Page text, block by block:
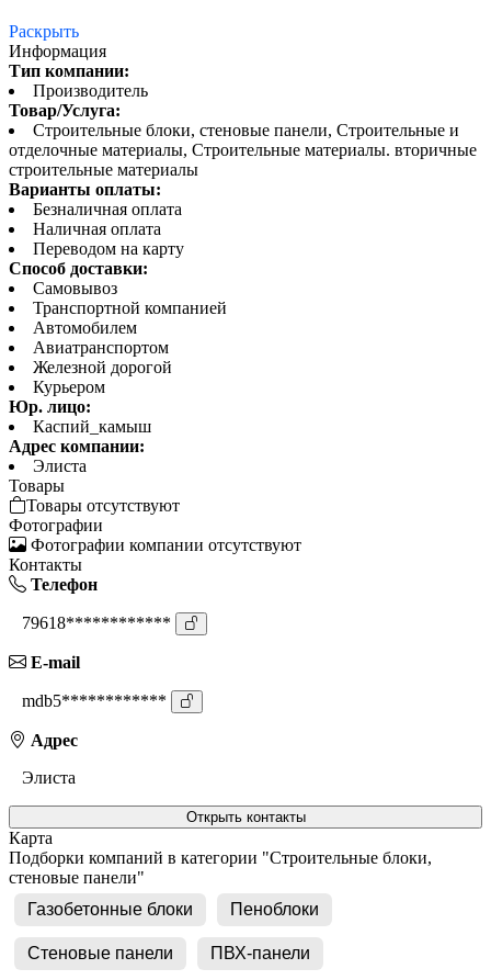
Раскрыть
Информация
Тип компании:
Производитель
Товар/Услуга:
Строительные блоки, стеновые панели, Строительные и
отделочные материалы, Строительные материалы. вторичные
строительные материалы
Варианты оплаты:
Безналичная оплата
Наличная оплата
Переводом на карту
Способ доставки:
Самовывоз
Транспортной компанией
Автомобилем
Авиатранспортом
Железной дорогой
Курьером
Юр. лицо:
Каспий_камыш
Адрес компании:
Элиста
Товары
Товары отсутствуют
Фотографии
Фотографии компании отсутствуют
Контакты
Телефон
79618************
E-mail
mdb5************
Адрес
Элиста
Открыть контакты
Карта
Подборки компаний в категории "Строительные блоки,
стеновые панели"
Газобетонные блоки
Пеноблоки
Стеновые панели ПВХ-панели